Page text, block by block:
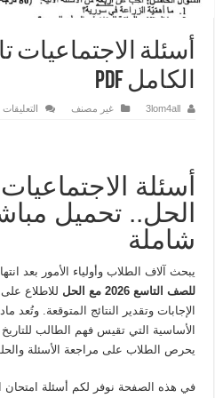
الكامل PDF
3lom4all غير مصنف التعليقات
الحل.. تحميل
شاملة
يبحث آلاف الطلاب وأولياء الأمور بعد
للصف التاسع 2026 مع الحل
للاطلاع
الإجابات وتقدير النتائج المتوقعة. وتُعد
الأساسية التي تقيس فهم الطالب للتاريخ
يحرص الطلاب على مراجعة الأسئلة